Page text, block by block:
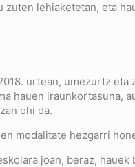
zuten lehiaketetan, eta
urtean, umezurtz
hauen iraunkortasuna,
ohi da.
modalitate hezgarri
joan, beraz,